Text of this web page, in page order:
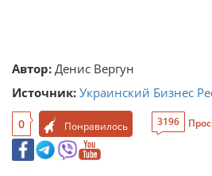
Автор: Денис Вергун
Источник: Украинский Бизнес
0 Понравилось 3196